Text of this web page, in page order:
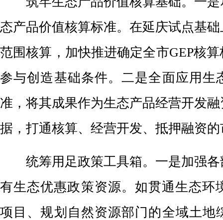
态产品价值核算标准。在延庆试点基
范围核算，加快推进确定全市GEP核
参与创造基础条件。二是全面应用生
准，将其成果作为生态产品经营开发
据，打通核算、经营开发、抵押融资
统筹用足政策工具箱。 一是加强
有生态优惠政策资源。如贯通生态环
项目、规划自然资源部门的全域土地